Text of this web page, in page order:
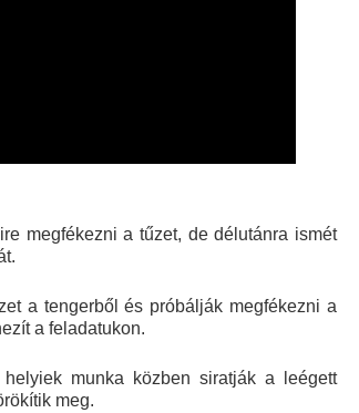
megfékezni a tűzet, de délutánra ismét
a tengerből és próbálják megfékezni a
a feladatukon.
munka közben siratják a leégett
meg.